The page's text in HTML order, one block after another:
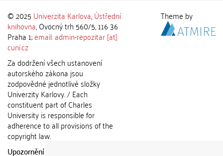
© 2025 Univerzita Karlova,Ústřední
knihovna, Ovocný trh 560/5, 116 36
Praha 1;email: admin-repozitar [at]
cuni.cz
Za dodržení všech ustanovení
autorského zákona jsou
zodpovědné jednotlivé složky
Univerzity Karlovy. / Each
constituent part of Charles
University is responsible for
adherence to all provisions of the
copyright law.
Upozornění / Notice:
Theme by